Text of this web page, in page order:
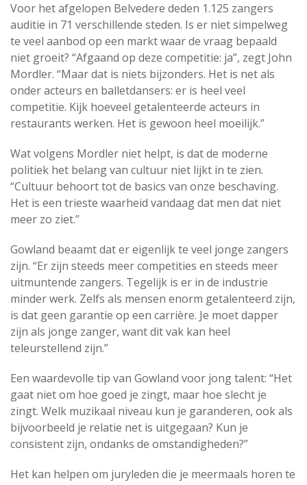
Voor het afgelopen Belvedere deden 1.125 zangers
auditie in 71 verschillende steden. Is er niet simpelweg
te veel aanbod op een markt waar de vraag bepaald
niet groeit? “Afgaand op deze competitie: ja”, zegt John
Mordler. “Maar dat is niets bijzonders. Het is net als
onder acteurs en balletdansers: er is heel veel
competitie. Kijk hoeveel getalenteerde acteurs in
restaurants werken. Het is gewoon heel moeilijk.”
Wat volgens Mordler niet helpt, is dat de moderne
politiek het belang van cultuur niet lijkt in te zien.
“Cultuur behoort tot de basics van onze beschaving.
Het is een trieste waarheid vandaag dat men dat niet
meer zo ziet.”
Gowland beaamt dat er eigenlijk te veel jonge zangers
zijn. “Er zijn steeds meer competities en steeds meer
uitmuntende zangers. Tegelijk is er in de industrie
minder werk. Zelfs als mensen enorm getalenteerd zijn,
is dat geen garantie op een carrière. Je moet dapper
zijn als jonge zanger, want dit vak kan heel
teleurstellend zijn.”
Een waardevolle tip van Gowland voor jong talent: “Het
gaat niet om hoe goed je zingt, maar hoe slecht je
zingt. Welk muzikaal niveau kun je garanderen, ook als
bijvoorbeeld je relatie net is uitgegaan? Kun je
consistent zijn, ondanks de omstandigheden?”
Het kan helpen om juryleden die je meermaals horen te